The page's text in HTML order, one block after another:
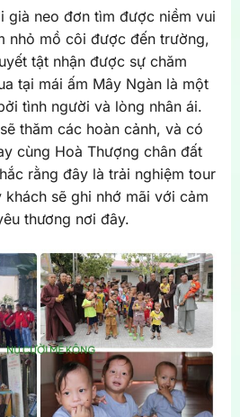
già neo đơn tìm được niềm vui
nhỏ mồ côi được đến trường,
tật nhận được sự chăm
tại mái ấm Mây Ngàn là một
tình người và lòng nhân ái.
thăm các hoàn cảnh, và có
cùng Hoà Thượng chân đất
rằng đây là trải nghiệm tour
khách sẽ ghi nhớ mãi với cảm
thương nơi đây.